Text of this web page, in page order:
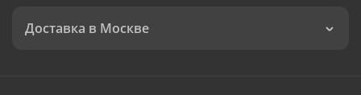
Доставка в Москве